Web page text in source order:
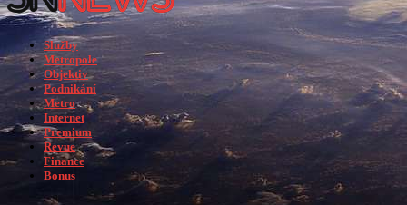
Služby
Metropole
Objektiv
Podnikání
Metro
Internet
Premium
Revue
Finance
Bonus